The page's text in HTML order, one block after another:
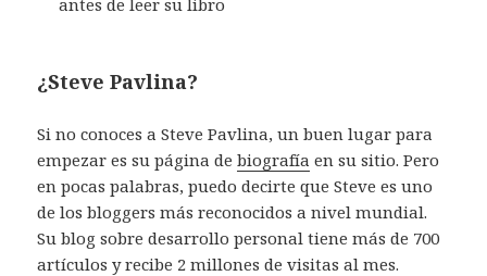
¿Steve Pavlina?
Si no conoces a Steve Pavlina, un buen lugar para
empezar es su página debiografía en su sitio. Pero
en pocas palabras, puedo decirte que Steve es uno
de los bloggers más reconocidos a nivel mundial.
Su blog sobre desarrollo personal tiene más de 700
artículos y recibe 2 millones de visitas al mes.